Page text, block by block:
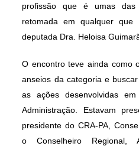
profissão que é umas
retomada em qualquer
deputada Dra. Heloisa
O encontro teve ainda como
anseios da categoria e
as ações desenvolvidas
Administração. Estavam
presidente do CRA-PA,
o Conselheiro Regional,